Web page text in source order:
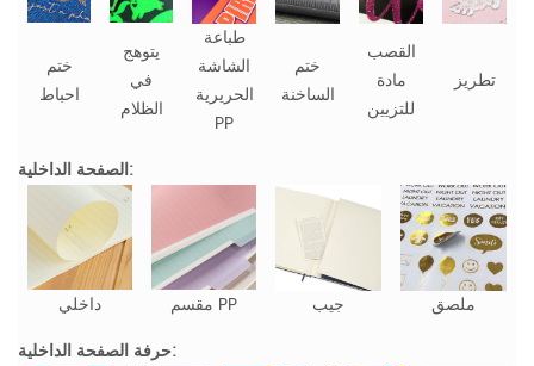
ختم
احباط
يتوهج
في
الظلام
طباعة
الشاشة
الحريرية
PP
ختم
الساخنة
القصب
مادة
للتزيين
تطريز
الصفحة الداخلية:
داخلي مقسم PP جيب
ملصق
حرفة الصفحة الداخلية: